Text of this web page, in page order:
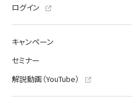
ログイン
キャンペーン
セミナー
解説動画（YouTube）